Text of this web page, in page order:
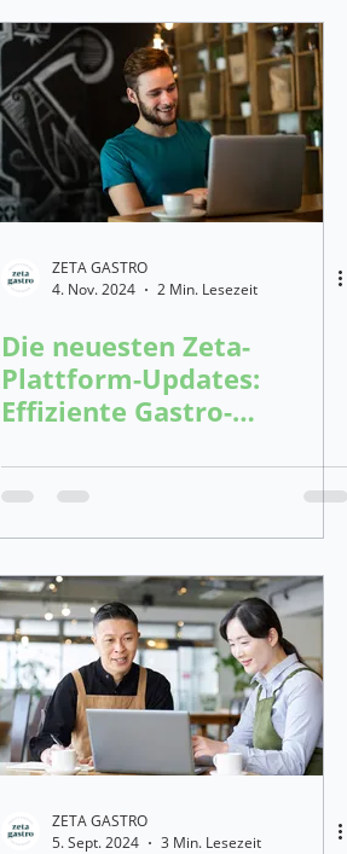
ZETA GASTRO
4. Nov. 2024
2 Min. Lesezeit
Die neuesten Zeta-
Plattform-Updates:
Effiziente Gastro-
Erfolg
ZETA GASTRO
5. Sept. 2024
3 Min. Lesezeit